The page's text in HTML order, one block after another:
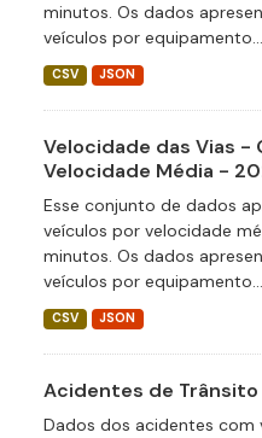
minutos. Os dados
veículos por equipamento...
CSV JSON
Velocidade das Vias
Velocidade Média -
Esse conjunto de dados
veículos por velocidade
minutos. Os dados
veículos por equipamento...
CSV JSON
Acidentes de Trânsito
Dados dos acidentes com